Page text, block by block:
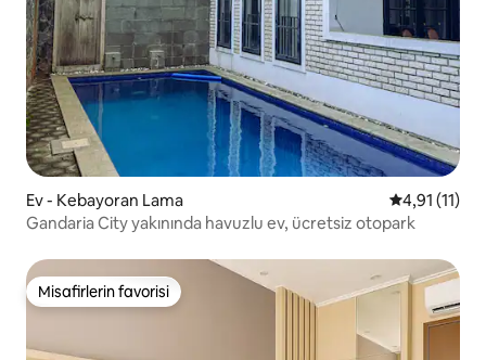
Ev - Kebayoran Lama 5 üzerinden
4,91 (11)
Gandaria City yakınında havuzlu ev, ücretsiz otopark
Misafirlerin favorisi
Misafirlerin favorisi